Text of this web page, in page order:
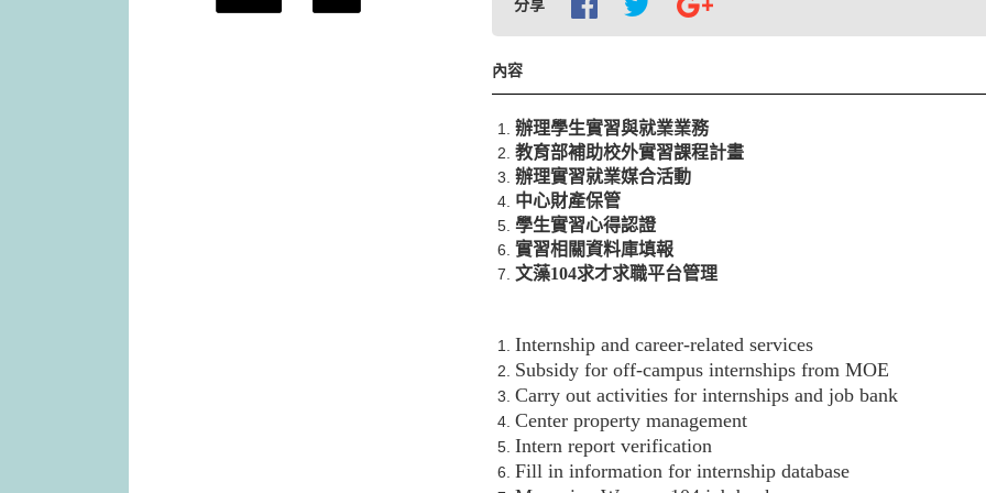
分享
內容
辦理學生實習與就業業務
教育部補助校外實習課程計畫
辦理實習就業媒合活動
中心財產保管
學生實習心得認證
實習相關資料庫填報
文藻104求才求職平台管理
Internship and career-related services
Subsidy for off-campus internships from MOE
Carry out activities for internships and job bank
Center property management
Intern report verification
Fill in information for internship database